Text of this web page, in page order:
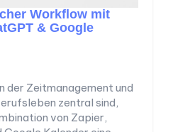
Workflow mit
& Google
der Zeitmanagement und
zentral sind,
von Zapier,